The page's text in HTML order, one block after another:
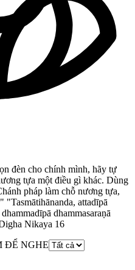
đèn cho chính mình, hãy tự
tựa một điều gì khác. Dùng
pháp làm chỗ nương tựa,
"Tasmātihānanda, attadīpā
dhammasaraṇā
Nikaya 16
ĐỂ NGHE